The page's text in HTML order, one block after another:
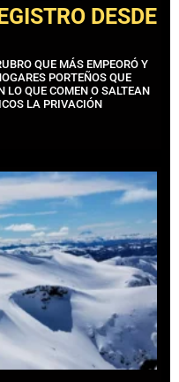
DESDE
QUE MÁS EMPEORÓ Y
PORTEÑOS QUE
LO QUE COMEN O SALTEAN
LA PRIVACIÓN